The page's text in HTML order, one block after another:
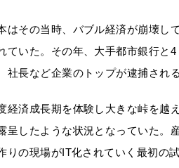
はその当時、バブル経済が崩壊し
ていた。その年、大手都市銀行と
社長など企業のトップが逮捕され
経済成長期を体験し大きな峠を越
呈したような状況となっていた。
りの現場がIT化されていく最初の